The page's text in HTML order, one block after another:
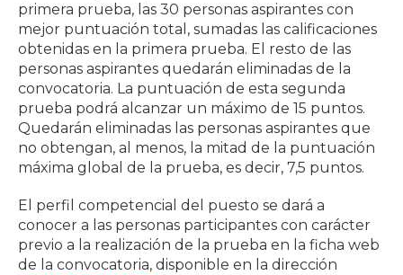
primera prueba, las 30 personas aspirantes con
mejor puntuación total, sumadas las calificaciones
obtenidas en la primera prueba. El resto de las
personas aspirantes quedarán eliminadas de la
convocatoria. La puntuación de esta segunda
prueba podrá alcanzar un máximo de 15 puntos.
Quedarán eliminadas las personas aspirantes que
no obtengan, al menos, la mitad de la puntuación
máxima global de la prueba, es decir, 7,5 puntos.
El perfil competencial del puesto se dará a
conocer a las personas participantes con carácter
previo a la realización de la prueba en la ficha web
de la convocatoria, disponible en la dirección